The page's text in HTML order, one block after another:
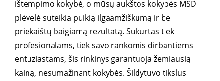
ištempimo kokybė, o mūsų aukštos kokybės MSD
plėvelė suteikia puikią ilgaamžiškumą ir be
priekaištų baigiamą rezultatą. Sukurtas tiek
profesionalams, tiek savo rankomis dirbantiems
entuziastams, šis rinkinys garantuoja žemiausią
kainą, nesumažinant kokybės. Šildytuvo tikslus